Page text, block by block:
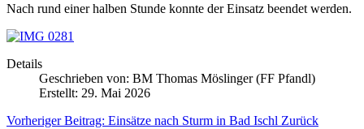
Nach rund einer halben Stunde konnte der Einsatz beendet werden.
Details
Geschrieben von: BM Thomas Möslinger (FF Pfandl)
Erstellt: 29. Mai 2026
Vorheriger Beitrag: Einsätze nach Sturm in Bad Ischl Zurück